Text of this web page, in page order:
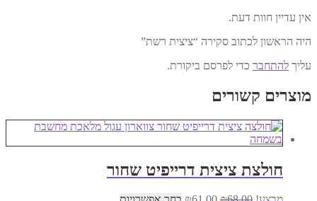
אין עדיין חוות דעת.
היה הראשון לכתוב סקירה “ציצית רשת”
עליך להתחבר כדי לפרסם ביקורת.
מוצרים קשורים
חולצת ציצית דרייפיט שחור